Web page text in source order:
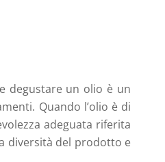
degustare un olio è un
Quando l’olio è di
adeguata riferita
diversità del prodotto e